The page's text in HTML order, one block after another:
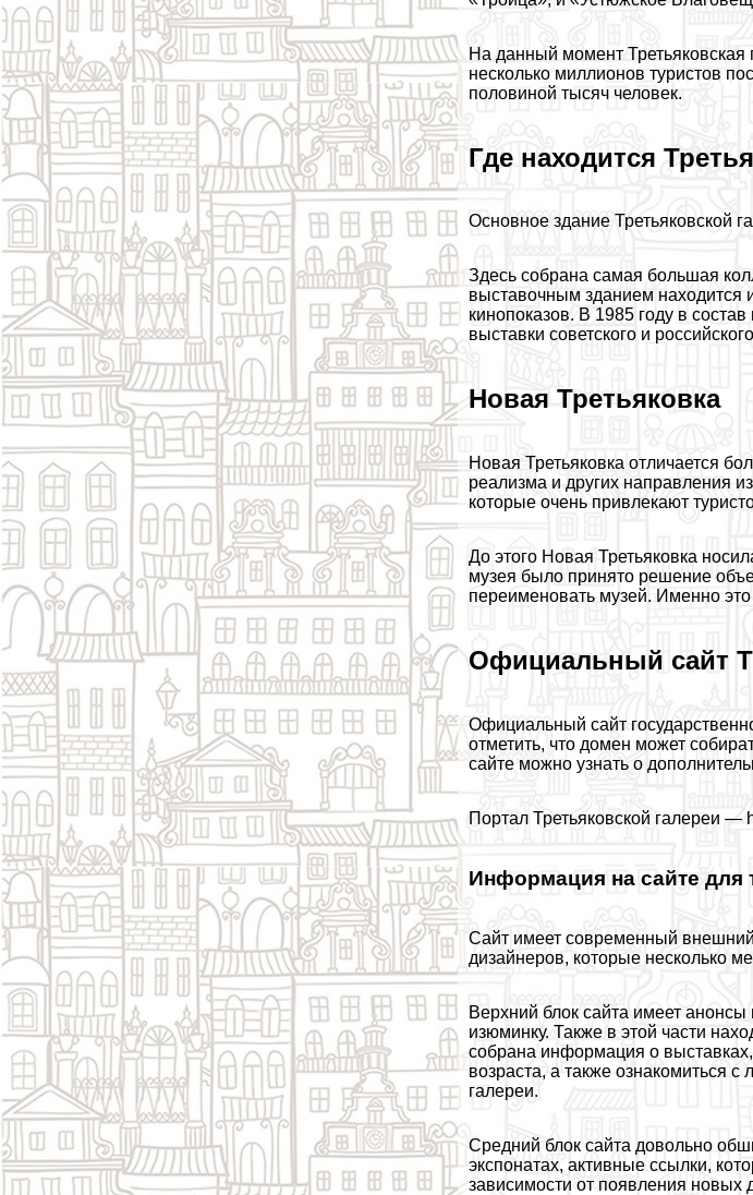
На данный момент
несколько миллионов туристов
половиной тысяч человек.
Где находится
Основное здание Третьяковской
Здесь собрана самая большая
выставочным зданием находится
кинопоказов. В 1985 году в
выставки советского и
Новая Третьяковка
Новая Третьяковка отличается
реализма и других направления
которые очень привлекают
До этого Новая Третьяковка
музея было принято решение
переименовать музей. Именно
Официальный сайт
Официальный сайт
отметить, что домен может
сайте можно узнать о
Портал Третьяковской галереи —
Информация на сайте для
Сайт имеет современный
дизайнеров, которые несколько
Верхний блок сайта имеет
изюминку. Также в этой части
собрана информация о
возраста, а также ознакомиться
галереи.
Средний блок сайта довольно
экспонатах, активные ссылки,
зависимости от появления новых